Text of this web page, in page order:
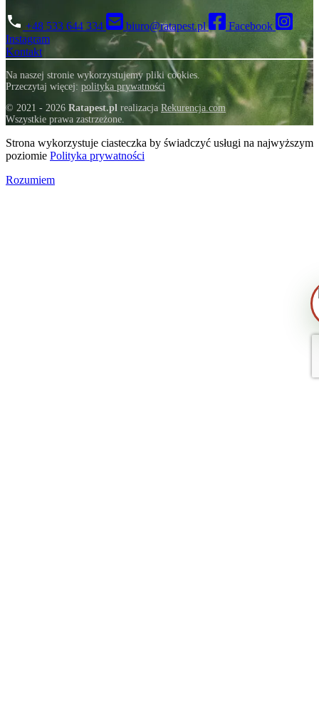
Zrobiłem/am już coś sam/a przed
— pomogłem czy zaszkodziłem?
Jak przygotować mieszkanie do
+48 533 644 334 biuro@ratapest.pl
Facebook
Instagram
Kontakt
Na naszej stronie wykorzystujemy pliki cookies.
Przeczytaj więcej: polityka prywatności
© 2021 - 2026 Ratapest.pl realizacja Rekurencja.com
Wszystkie prawa zastrzeżone.
Strona wykorzystuje ciasteczka by świadczyć usługi na najwyższym
poziomie Polityka prywatności
Rozumiem